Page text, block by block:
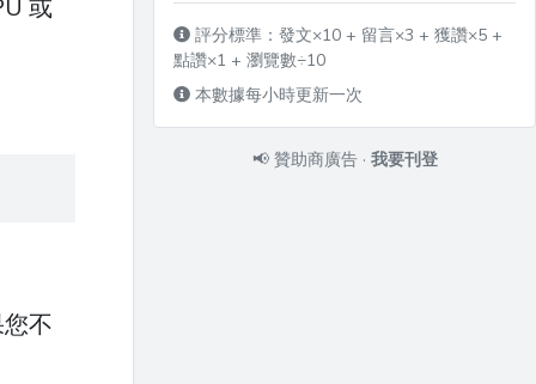
或
不
評分標準：發文×10 + 留言×3 + 獲讚×5 +
點讚×1 + 瀏覽數÷10
本數據每小時更新一次
📢 贊助商廣告 · 我要刊登